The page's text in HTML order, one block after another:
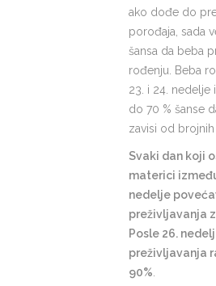
ako dođe do
porođaja, sada
šansa da beba
rođenju. Beba
23. i 24. nedelje
do 70 % šanse
zavisi od brojnih
Svaki dan koji
materici
nedelje
preživljavanja
Posle 26.
preživljavanja
90%